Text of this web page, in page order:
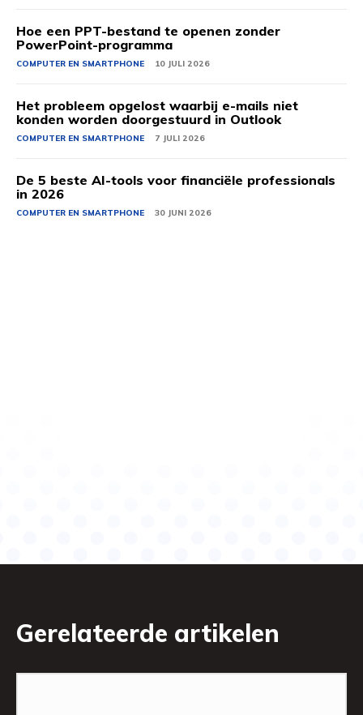
Hoe een PPT-bestand te openen zonder
PowerPoint-programma
COMPUTER EN SMARTPHONE 10 JULI 2026
Het probleem opgelost waarbij e-mails niet
konden worden doorgestuurd in Outlook
COMPUTER EN SMARTPHONE 7 JULI 2026
De 5 beste AI-tools voor financiële professionals
in 2026
COMPUTER EN SMARTPHONE 30 JUNI 2026
Gerelateerde artikelen